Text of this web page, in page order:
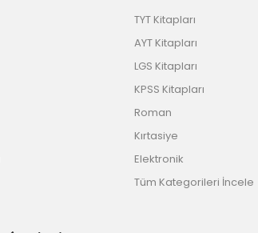
TYT Kitapları
AYT Kitapları
LGS Kitapları
KPSS Kitapları
Roman
Kırtasiye
Elektronik
Tüm Kategorileri İncele